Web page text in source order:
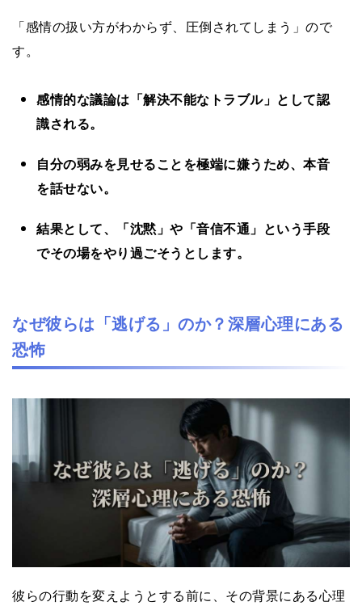
「感情の扱い方がわからず、圧倒されてしまう」ので
す。
感情的な議論は「解決不能なトラブル」として認
識される。
自分の弱みを見せることを極端に嫌うため、本音
を話せない。
結果として、「沈黙」や「音信不通」という手段
でその場をやり過ごそうとします。
なぜ彼らは「逃げる」のか？深層心理にある
恐怖
彼らの行動を変えようとする前に、その背景にある心理